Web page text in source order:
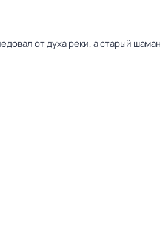
от духа реки, а старый